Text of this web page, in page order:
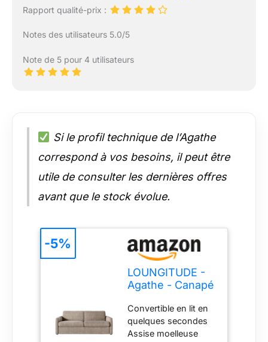
Rapport qualité-prix :
Notes des utilisateurs 5.0/5
Note de 5 pour 4 utilisateurs
Si le profil technique de l’Agathe
correspond à vos besoins, il peut être
utile de consulter les dernières offres
avant que le stock évolue.
LOUNGITUDE -
Agathe - Canapé
Express - 3
Places -
Véritable Matelas
Convertible en lit en
quelques secondes
Assise moelleuse
-5%